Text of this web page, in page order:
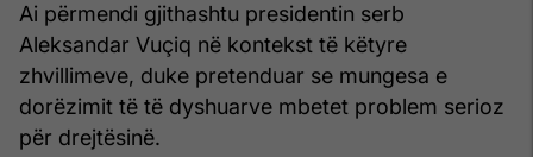
Ai përmendi gjithashtu presidentin serb
Aleksandar Vuçiq në kontekst të këtyre
zhvillimeve, duke pretenduar se mungesa e
dorëzimit të të dyshuarve mbetet problem serioz
për drejtësinë.